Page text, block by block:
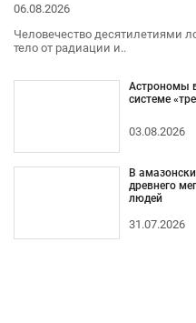
06.08.2026
Человечество десятилетиями
тело от радиации и..
Астрономы
системе
03.08.2026
В
древнего
людей
31.07.2026